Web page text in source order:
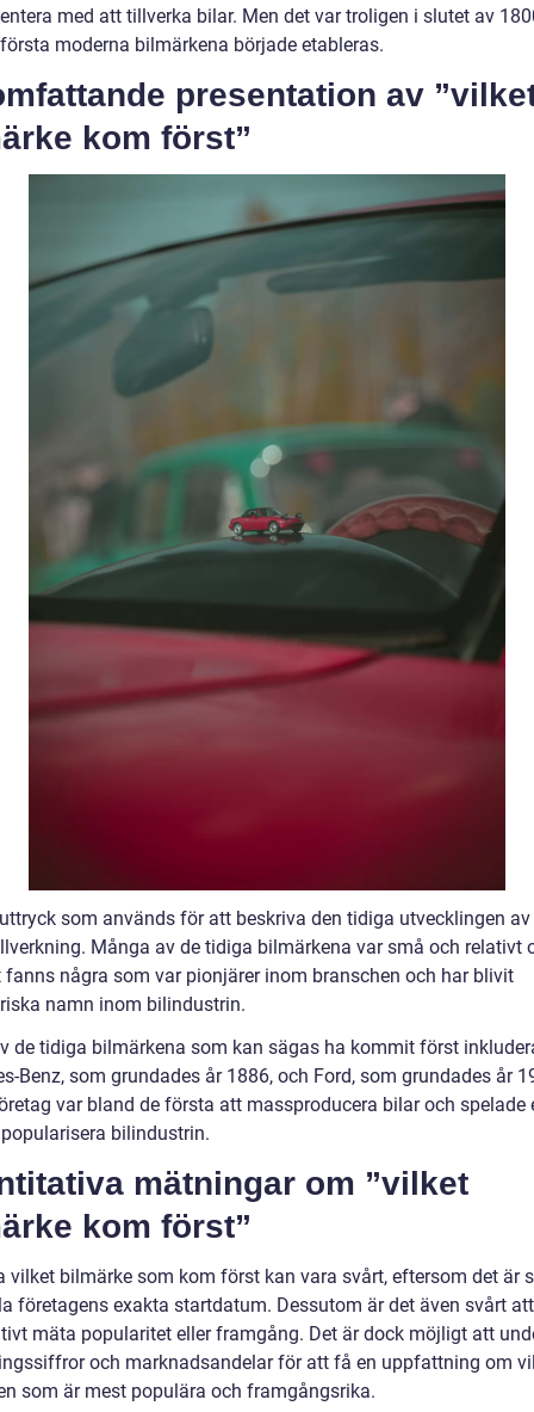
med att tillverka bilar. Men det var troligen i slutet av
moderna bilmärkena började etableras.
presentation av
kom först”
uttryck som används för att beskriva den tidiga utvecklingen
Många av de tidiga bilmärkena var små och relativt
fanns några som var pionjärer inom branschen och har blivit
namn inom bilindustrin.
de tidiga bilmärkena som kan sägas ha kommit först
Benz, som grundades år 1886, och Ford, som grundades år
var bland de första att massproducera bilar och spelade
bilindustrin.
mätningar om ”vilket
kom först”
vilket bilmärke som kom först kan vara svårt, eftersom det är
företagens exakta startdatum. Dessutom är det även svårt att
mäta popularitet eller framgång. Det är dock möjligt att
och marknadsandelar för att få en uppfattning om
som är mest populära och framgångsrika.